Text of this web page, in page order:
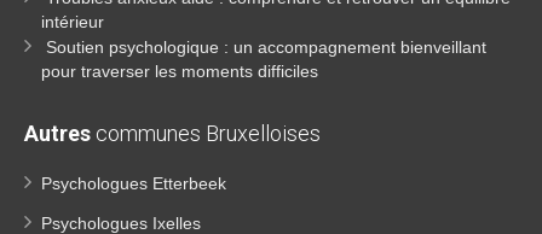
intérieur
Soutien psychologique : un accompagnement bienveillant
pour traverser les moments difficiles
Autres communes Bruxelloises
Psychologues Etterbeek
Psychologues Ixelles